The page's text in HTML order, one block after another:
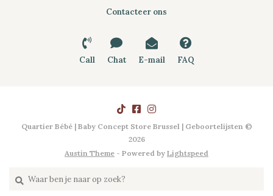
Contacteer ons
Call Chat E-mail FAQ
Quartier Bébé | Baby Concept Store Brussel | Geboortelijsten ©
2026
Austin Theme - Powered by Lightspeed